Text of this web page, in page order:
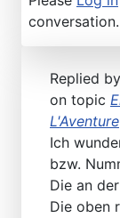
conversation.
Replied by
on topic
L'Aventure
Ich
bzw.
Die an
Die oben